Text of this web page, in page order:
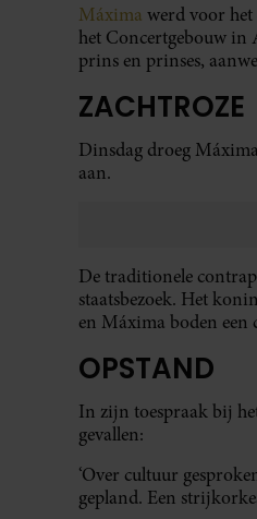
Máxima werd voor het
het Concertgebouw
prins en prinses,
ZACHTROZE
Dinsdag droeg
aan.
De traditionele
staatsbezoek. Het
en Máxima boden
OPSTAND
In zijn toespraak bij
gevallen:
‘Over cultuur
gepland. Een